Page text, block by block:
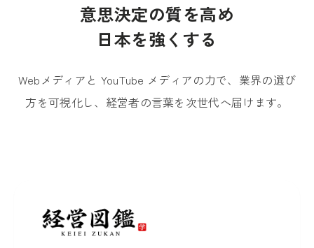
GroveKids —
意思決定の質を高め
日本を強くする
Webメディアと YouTube メディアの力で、業界の選び
方を可視化し、経営者の言葉を次世代へ届けます。